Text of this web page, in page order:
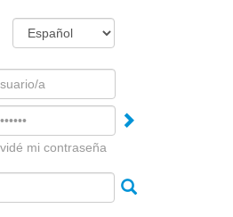
mi contraseña